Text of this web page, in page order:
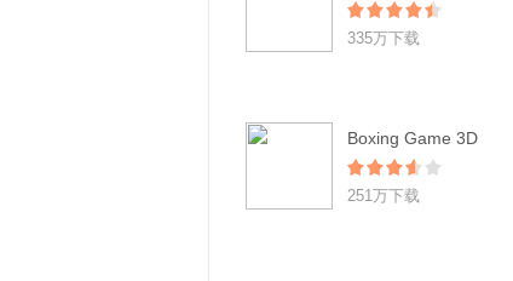
335万下载
Boxing Game 3D
251万下载